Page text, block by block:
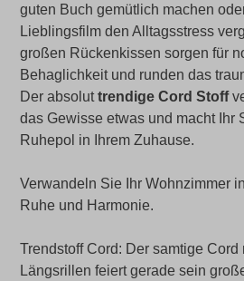
guten Buch gemütlich machen
Lieblingsfilm den Alltagsstress
großen Rückenkissen sorgen für
Behaglichkeit und runden das
Der absoluttrendige Cord Stoff
das Gewisse etwas und macht Ihr
Ruhepol in Ihrem Zuhause.
Verwandeln Sie Ihr Wohnzimmer
Ruhe und Harmonie.
Trendstoff Cord: Der samtige
Längsrillen feiert gerade sein